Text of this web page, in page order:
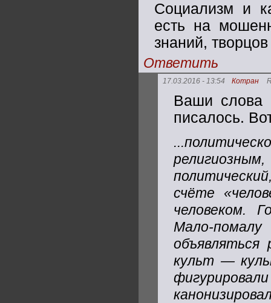
Социализм и
есть на
знаний,
Ответить
17.03.2016 - 13:54 Котран
Ваши слова
писалось.
счёте
человеком.
Мало-
культ —